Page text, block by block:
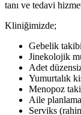
tanı ve tedavi
Kliniğimizde;
Gebelik
Jinekolojik
Adet
Yumurtalık
Menopoz
Aile
Serviks